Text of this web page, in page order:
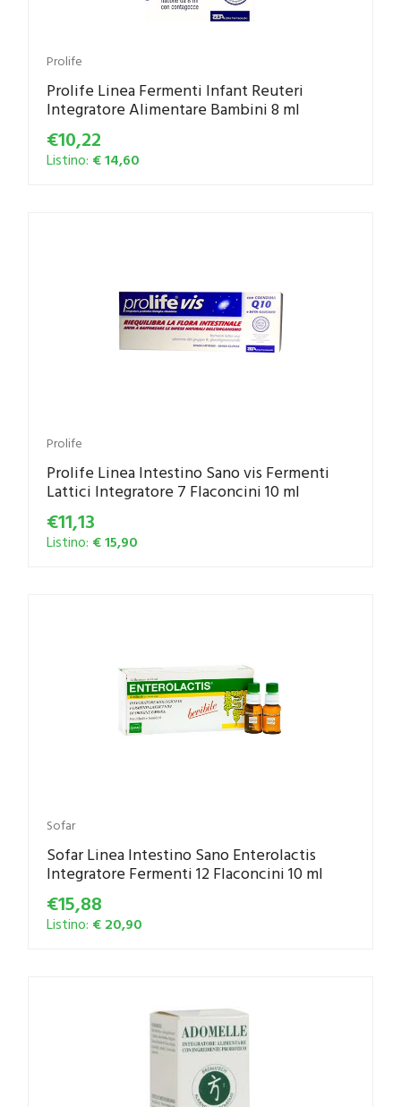
Prolife
Prolife Linea Fermenti Infant Reuteri
Integratore Alimentare Bambini 8 ml
€10,22
Listino: € 14,60
Prolife
Prolife Linea Intestino Sano vis Fermenti
Lattici Integratore 7 Flaconcini 10 ml
€11,13
Listino: € 15,90
Sofar
Sofar Linea Intestino Sano Enterolactis
Integratore Fermenti 12 Flaconcini 10 ml
€15,88
Listino: € 20,90